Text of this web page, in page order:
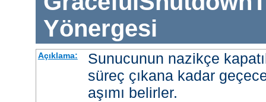
Yönergesi
Açıklama:
Sunucunun nazikçe
süreç çıkana kadar
aşımı belirler.